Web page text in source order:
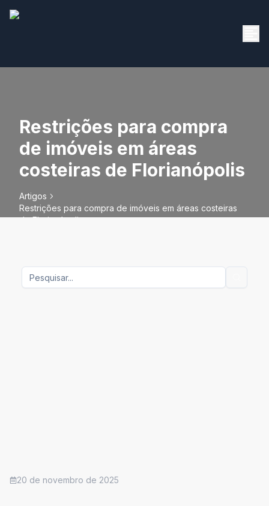
Restrições para compra
de imóveis em áreas
costeiras de Florianópolis
Artigos
Restrições para compra de imóveis em áreas costeiras
de Florianópolis
20 de novembro de 2025